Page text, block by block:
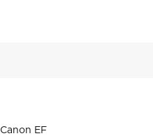
Canon EF